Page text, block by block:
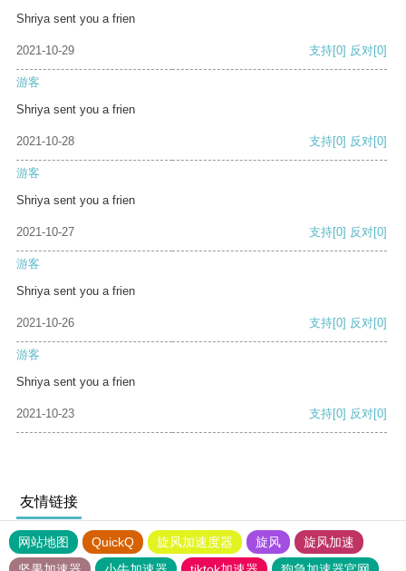
Shriya sent you a frien
2021-10-29 支持[0] 反对[0]
游客
Shriya sent you a frien
2021-10-28 支持[0] 反对[0]
游客
Shriya sent you a frien
2021-10-27 支持[0] 反对[0]
游客
Shriya sent you a frien
2021-10-26 支持[0] 反对[0]
游客
Shriya sent you a frien
2021-10-23 支持[0] 反对[0]
友情链接
网站地图 QuickQ 旋风加速度器 旋风
旋风加速